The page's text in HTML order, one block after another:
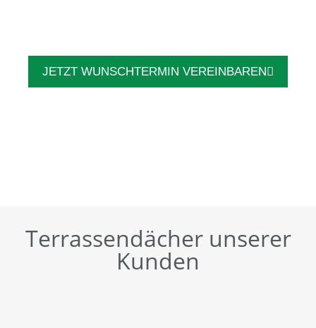
JETZT WUNSCHTERMIN VEREINBAREN
Terrassendächer unserer
Kunden